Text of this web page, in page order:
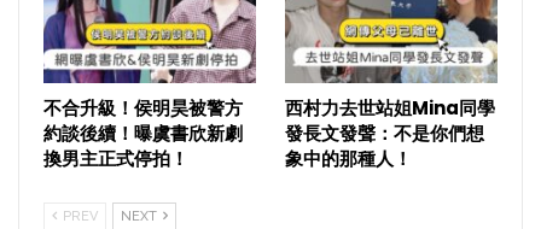
不合升級！侯明昊被警方
約談後續！曝虞書欣新劇
換男主正式停拍！
西村力去世站姐Mina同學
發長文發聲：不是你們想
象中的那種人！
PREV NEXT